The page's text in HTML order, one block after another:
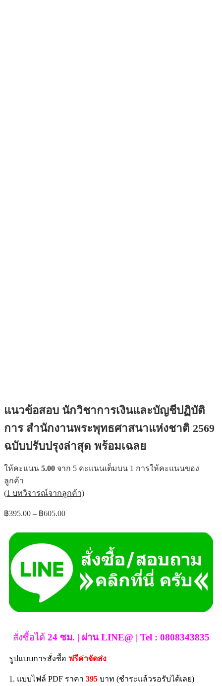
แนวข้อสอบ นักวิชาการเงินและบัญชีปฏิบัติ
การ สำนักงานพระพุทธศาสนาแห่งชาติ 2569
ฉบับปรับปรุงล่าสุด พร้อมเฉลย
ให้คะแนน 5.00 จาก 5 คะแนนเต็มบน 1 การให้คะแนนของ
ลูกค้า
(1 บทวิจารณ์จากลูกค้า)
฿395.00 – ฿605.00
สั่งซื้อได้ 24 ซม. | ผ่าน LINE@ | Tel : 0808343835
รูปแบบการสั่งชื้อ ฟรีค่าจัดส่ง
1. แบบไฟล์ PDF ราคา 395 บาท (ชำระแล้วรอรับได้เลย)